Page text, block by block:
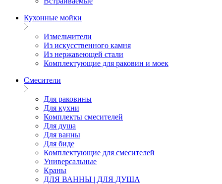
Кухонные мойки
Измельчители
Из искусственного камня
Из нержавеющей стали
Комплектующие для раковин и моек
Смесители
Для раковины
Для кухни
Комплекты смесителей
Для душа
Для ванны
Для биде
Комплектующие для смесителей
Универсальные
Краны
ДЛЯ ВАННЫ | ДЛЯ ДУША